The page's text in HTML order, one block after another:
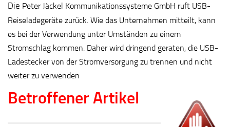
Die Peter Jäckel Kommunikationssysteme GmbH ruft USB-
Reiseladegeräte zurück. Wie das Unternehmen mitteilt, kann
es bei der Verwendung unter Umständen zu einem
Stromschlag kommen. Daher wird dringend geraten, die USB-
Ladestecker von der Stromversorgung zu trennen und nicht
weiter zu verwenden
Betroffener Artikel